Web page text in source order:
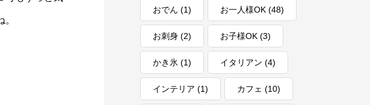
おでん (1) お一人様OK (48)
お刺身 (2) お子様OK (3)
かき氷 (1) イタリアン (4)
インテリア (1) カフェ (10)